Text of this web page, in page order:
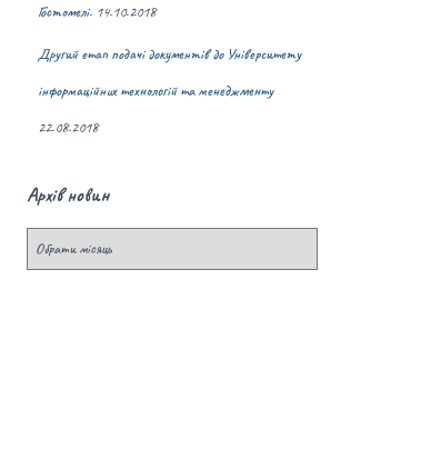
Гостомелі. 14.10.2018
Другий етап подачі документів до Університету
інформаційних технологій та менеджменту
22.08.2018
Архів новин